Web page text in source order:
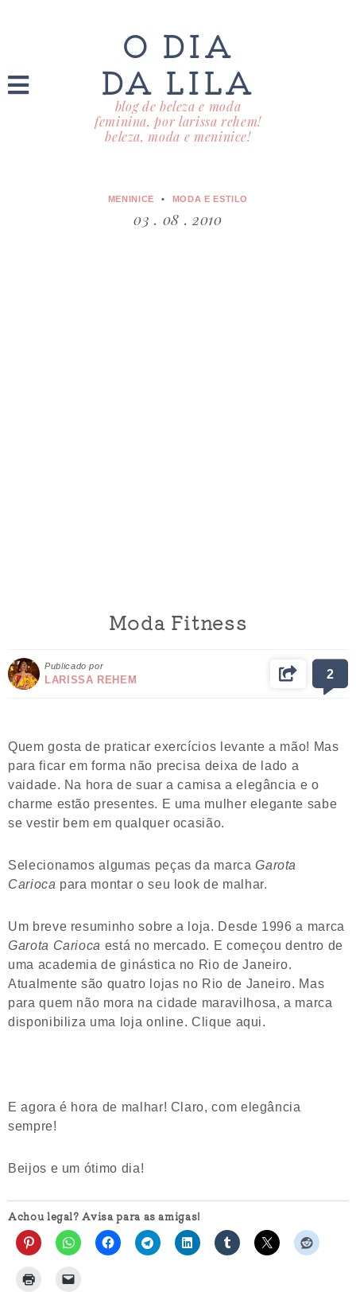
O DIA
DA LILA
blog de beleza e moda
feminina, por larissa rehem!
beleza, moda e meninice!
MENINICE MODA E ESTILO
03 . 08 . 2010
Moda Fitness
Publicado por
LARISSA REHEM 2
Quem gosta de praticar exercícios levante a mão! Mas
para ficar em forma não precisa deixa de lado a
vaidade. Na hora de suar a camisa a elegância e o
charme estão presentes. E uma mulher elegante sabe
se vestir bem em qualquer ocasião.
Selecionamos algumas peças da marcaGarota
Carioca para montar o seu look de malhar.
Um breve resuminho sobre a loja. Desde 1996 a marca
Garota Carioca está no mercado. E começou dentro de
uma academia de ginástica no Rio de Janeiro.
Atualmente são quatro lojas no Rio de Janeiro. Mas
para quem não mora na cidade maravilhosa, a marca
disponibiliza uma loja online. Clique aqui.
E agora é hora de malhar! Claro, com elegância
sempre!
Beijos e um ótimo dia!
Achou legal? Avisa para as amigas!